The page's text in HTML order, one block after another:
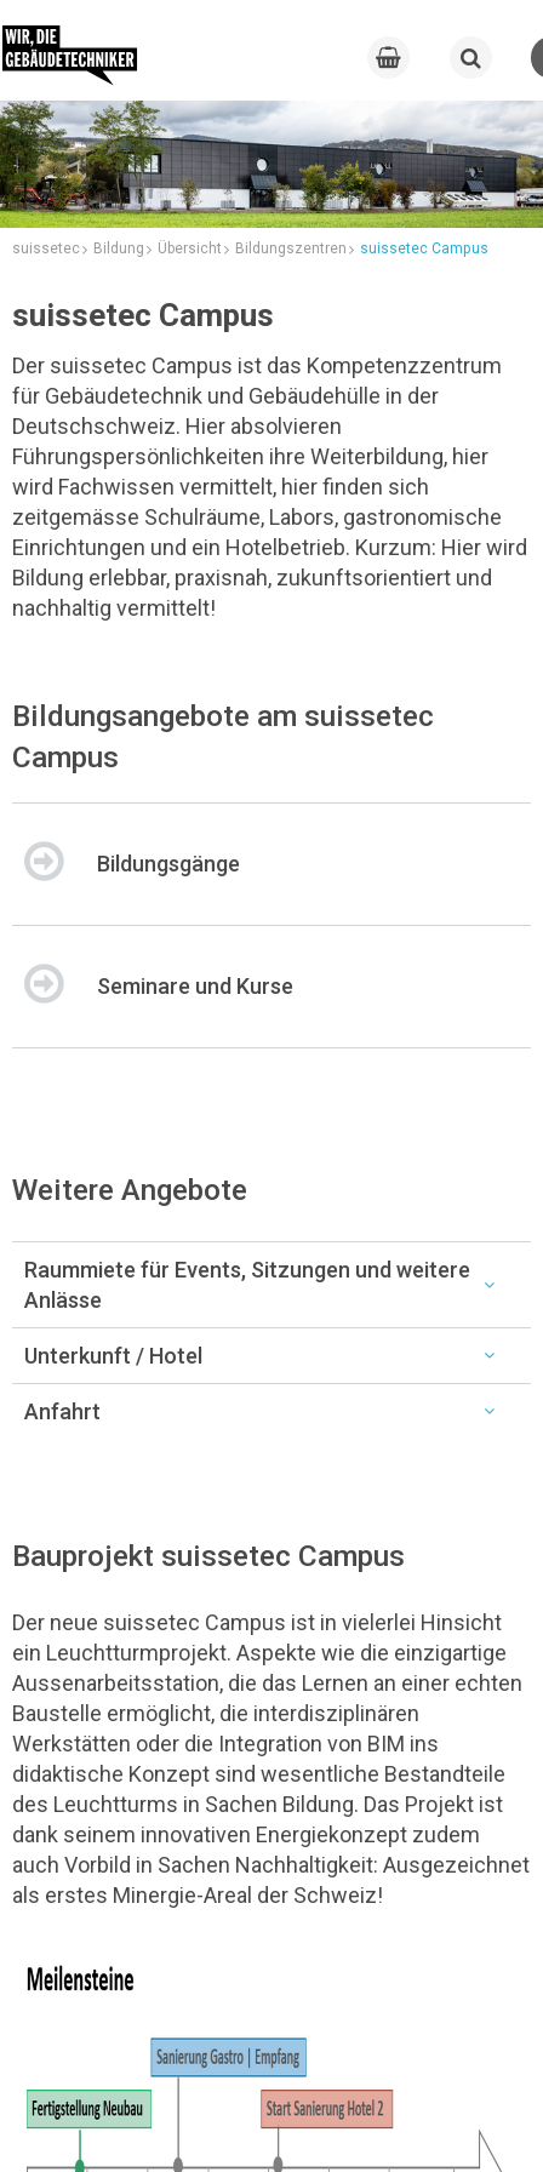
suissetec Bildung Übersicht Bildungszentren suissetec Campus
suissetec Campus
Der suissetec Campus ist das Kompetenzzentrum
für Gebäudetechnik und Gebäudehülle in der
Deutschschweiz. Hier absolvieren
Führungspersönlichkeiten ihre Weiterbildung, hier
wird Fachwissen vermittelt, hier finden sich
zeitgemässe Schulräume, Labors, gastronomische
Einrichtungen und ein Hotelbetrieb. Kurzum: Hier wird
Bildung erlebbar, praxisnah, zukunftsorientiert und
nachhaltig vermittelt!
Bildungsangebote am suissetec
Campus
Bildungsgänge
Seminare und Kurse
Weitere Angebote
Raummiete für Events, Sitzungen und weitere
Anlässe
Unterkunft / Hotel
Anfahrt
Bauprojekt suissetec Campus
Der neue suissetec Campus ist in vielerlei Hinsicht
ein Leuchtturmprojekt. Aspekte wie die einzigartige
Aussenarbeitsstation, die das Lernen an einer echten
Baustelle ermöglicht, die interdisziplinären
Werkstätten oder die Integration von BIM ins
didaktische Konzept sind wesentliche Bestandteile
des Leuchtturms in Sachen Bildung. Das Projekt ist
dank seinem innovativen Energiekonzept zudem
auch Vorbild in Sachen Nachhaltigkeit: Ausgezeichnet
als erstes Minergie-Areal der Schweiz!